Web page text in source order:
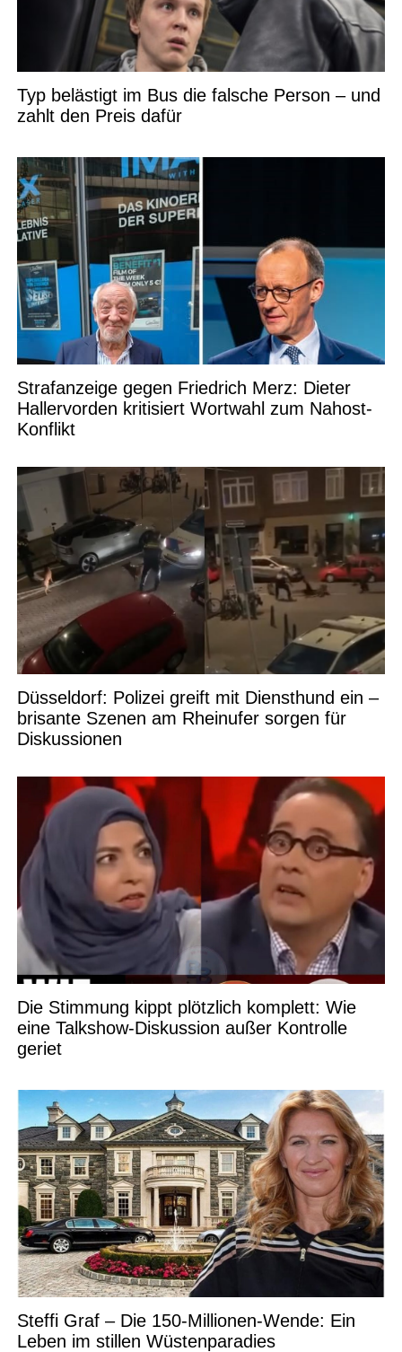
Typ belästigt im Bus die falsche Person – und
zahlt den Preis dafür
Strafanzeige gegen Friedrich Merz: Dieter
Hallervorden kritisiert Wortwahl zum Nahost-
Konflikt
Düsseldorf: Polizei greift mit Diensthund ein –
brisante Szenen am Rheinufer sorgen für
Diskussionen
Die Stimmung kippt plötzlich komplett: Wie
eine Talkshow-Diskussion außer Kontrolle
geriet
Steffi Graf – Die 150-Millionen-Wende: Ein
Leben im stillen Wüstenparadies